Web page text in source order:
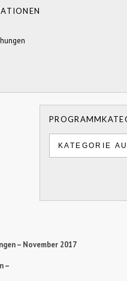
– November 2017
–